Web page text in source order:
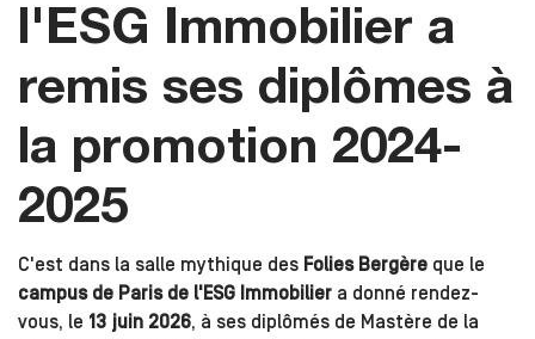
l'ESG Immobilier a
remis ses diplômes à
la promotion 2024-
2025
C'est dans la salle mythique des Folies Bergère que le
campus de Paris de l'ESG Immobilier a donné rendez-
vous, le 13 juin 2026, à ses diplômés de Mastère de la